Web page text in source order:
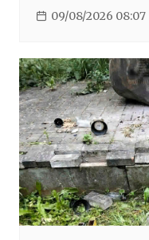
09/08/2026 08:07